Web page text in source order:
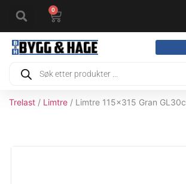
0
Trelast / Limtre / Limtre 115x315 Gran GL30c